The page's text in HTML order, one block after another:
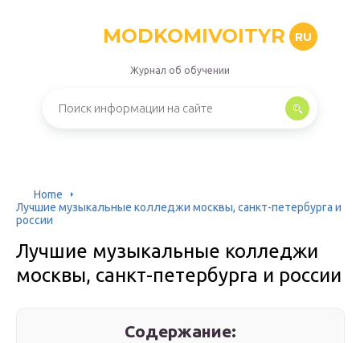
MODKOMIVOITYR RU
Журнал об обучении
Home
Лучшие музыкальные колледжи москвы, санкт-петербурга и
россии
Лучшие музыкальные колледжи
москвы, санкт-петербурга и россии
Содержание: